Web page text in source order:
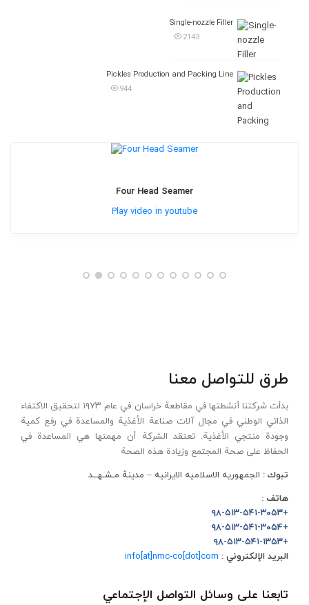
Single-nozzle Filler
2143
Pickles Production and Packing Line
944
Four Head Seamer
Play video in youtube
طرق للتواصل معنا
بدأت شركتنا أنشطتها في مقاطعة خراسان في عام ۱۹۷۳ لتحقيق الاكتفاء
الذاتي الوطني في مجال آلات صناعة الأغذية والمساعدة في رفع كمية
وجودة منتجي الأغذية. تعتقد الشركة أن مهمتها هي المساعدة في
الحفاظ على صحة المجتمع وزيادة هذه الصحة
تبوك : الجمهوریه الاسلامیه الایرانیه – مدینة مـشـهــد
هاتف :
+۹۸-۵۱۳-۵۴۱-۳۰۵۳
+۹۸-۵۱۳-۵۴۱-۳۰۵۴
+۹۸-۵۱۳-۵۴۱-۱۳۵۳
البريد الإلكتروني : info[at]nmc-co[dot]com
تابعنا على وسائل التواصل الإجتماعي